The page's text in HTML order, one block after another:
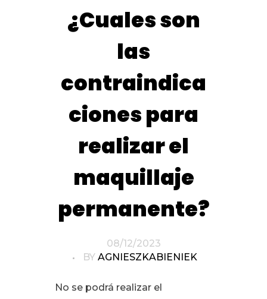
¿Cuales son
las
contraindica
ciones para
realizar el
maquillaje
permanente?
08/12/2023
BY AGNIESZKABIENIEK
No se podrá realizar el